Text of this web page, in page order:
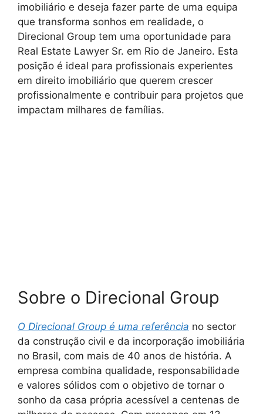
imobiliário e deseja fazer parte de uma equipa
que transforma sonhos em realidade, o
Direcional Group tem uma oportunidade para
Real Estate Lawyer Sr. em Rio de Janeiro. Esta
posição é ideal para profissionais experientes
em direito imobiliário que querem crescer
profissionalmente e contribuir para projetos que
impactam milhares de famílias.
Sobre o Direcional Group
O Direcional Group é uma referência no sector
da construção civil e da incorporação imobiliária
no Brasil, com mais de 40 anos de história. A
empresa combina qualidade, responsabilidade
e valores sólidos com o objetivo de tornar o
sonho da casa própria acessível a centenas de